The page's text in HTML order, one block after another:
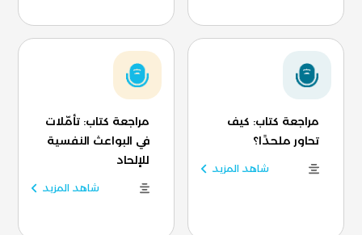
مراجعة كتاب: كيف
تحاور ملحدًا؟
شاهد المزيد
مراجعة كتاب: تأمّلات
في البواعث النفسية
للإلحاد
شاهد المزيد